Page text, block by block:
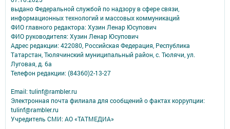
выдано Федеральной службой по надзору в сфере связи,
информационных технологий и массовых коммуникаций
ФИО главного редактора: Хузин Ленар Юсупович
ФИО руководителя: Хузин Ленар Юсупович
Адрес редакции: 422080, Российская Федерация, Республика
Татарстан, Тюлячинский муниципальный район, с. Тюлячи, ул.
Луговая, д. 6а
Телефон редакции: (84360)2-⁠13-⁠27
Email: tulinf@rambler.ru
Электронная почта филиала для сообщений о фактах коррупции:
tulinf@rambler.ru
Учредитель СМИ: АО «ТАТМЕДИА»